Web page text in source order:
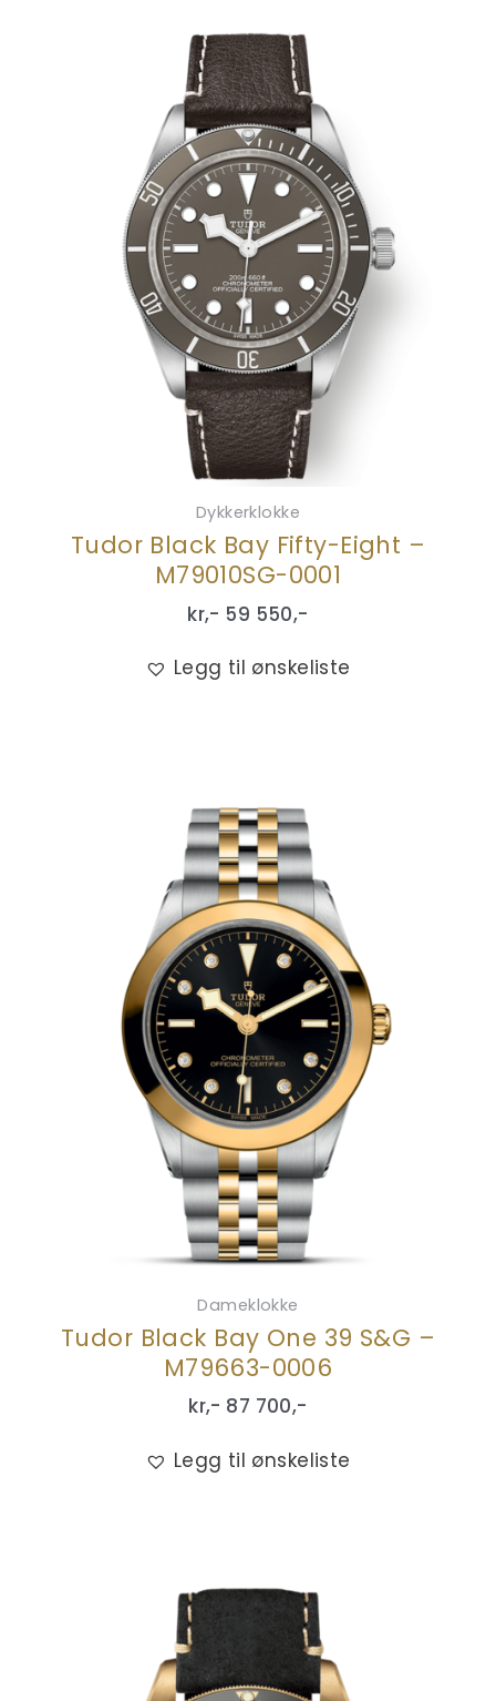
Dykkerklokke
Tudor Black Bay Fifty-Eight –
M79010SG-0001
kr,- 59 550,-
Legg til ønskeliste
Dameklokke
Tudor Black Bay One 39 S&G –
M79663-0006
kr,- 87 700,-
Legg til ønskeliste